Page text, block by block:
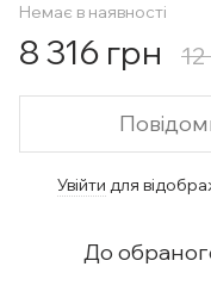
Немає в наявності
8 316 грн
Увійти для
До